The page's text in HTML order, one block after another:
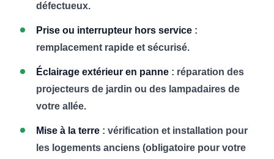
défectueux.
Prise ou interrupteur hors service :
remplacement rapide et sécurisé.
Éclairage extérieur en panne : réparation des
projecteurs de jardin ou des lampadaires de
votre allée.
Mise à la terre : vérification et installation pour
les logements anciens (obligatoire pour votre